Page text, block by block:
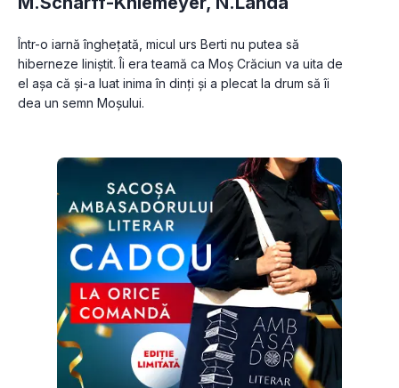
Într-o iarnă înghețată, micul urs Berti nu putea să
hiberneze liniștit. Îi era teamă ca Moș Crăciun va uita de
el așa că și-a luat inima în dinți și a plecat la drum să îi
dea un semn Moșului.